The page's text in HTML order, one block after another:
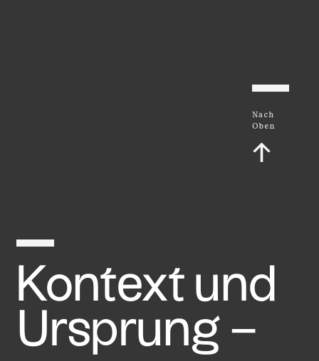
Nach
Oben
↑
Kontext und
Ursprung –